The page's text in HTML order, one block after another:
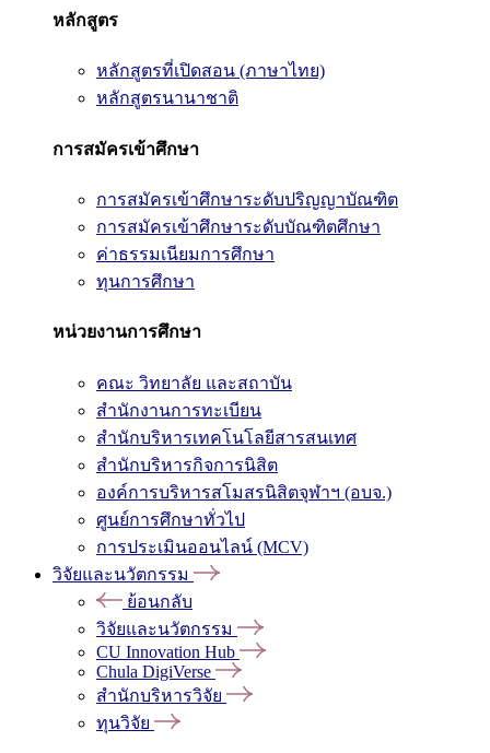
หลักสูตร
หลักสูตรที่เปิดสอน (ภาษาไทย)
หลักสูตรนานาชาติ
การสมัครเข้าศึกษา
การสมัครเข้าศึกษาระดับปริญญาบัณฑิต
การสมัครเข้าศึกษาระดับบัณฑิตศึกษา
ค่าธรรมเนียมการศึกษา
ทุนการศึกษา
หน่วยงานการศึกษา
คณะ วิทยาลัย และสถาบัน
สำนักงานการทะเบียน
สำนักบริหารเทคโนโลยีสารสนเทศ
สำนักบริหารกิจการนิสิต
องค์การบริหารสโมสรนิสิตจุฬาฯ (อบจ.)
ศูนย์การศึกษาทั่วไป
การประเมินออนไลน์ (MCV)
วิจัยและนวัตกรรม
ย้อนกลับ
วิจัยและนวัตกรรม
CU Innovation Hub
Chula DigiVerse
สำนักบริหารวิจัย
ทุนวิจัย